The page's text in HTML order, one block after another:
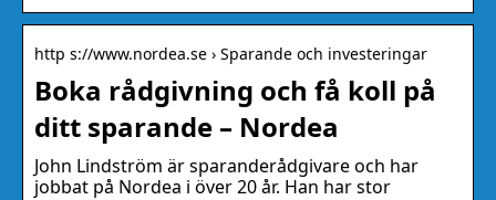
http s://www.nordea.se › Sparande och investeringar
Boka rådgivning och få koll på
ditt sparande – Nordea
John Lindström är sparanderådgivare och har
jobbat på Nordea i över 20 år. Han har stor